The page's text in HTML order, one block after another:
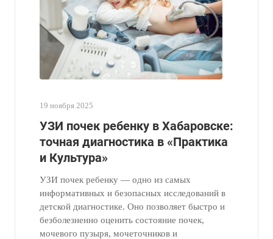
19 ноября 2025
УЗИ почек ребенку в Хабаровске:
точная диагностика в «Практика
и Культура»
УЗИ почек ребенку — одно из самых
информативных и безопасных исследований в
детской диагностике. Оно позволяет быстро и
безболезненно оценить состояние почек,
мочевого пузыря, мочеточников и